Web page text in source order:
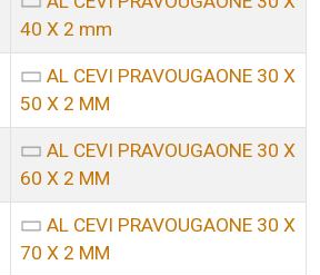
40 X 2 mm
AL CEVI PRAVOUGAONE 30 X
50 X 2 MM
AL CEVI PRAVOUGAONE 30 X
60 X 2 MM
AL CEVI PRAVOUGAONE 30 X
70 X 2 MM